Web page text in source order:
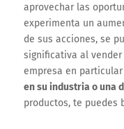
aprovechar las
experimenta un
de sus acciones, se
significativa al
empresa en
en su industria o una
productos, te puedes